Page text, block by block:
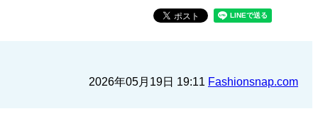
2026年05月19日 19:11 Fashionsnap.com